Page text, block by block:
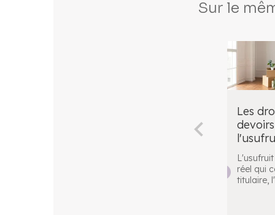
Sur le
Les
réel qui
titulaire,